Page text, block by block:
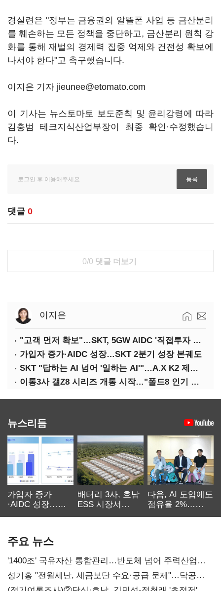
경실련은 "정부는 금융권의 알뜰폰 사업 등 금산분리
를 훼손하는 모든 정책을 중단하고, 금산분리 원칙 강
화를 통해 재벌의 경제력 집중 억제와 건전성 확보에
나서야 한다"고 촉구했습니다.
이지은 기자 jieunee@etomato.com
이 기사는 뉴스토마토 보도준칙 및 윤리강령에 따라
김충범 테크지식산업부장이 최종 확인·수정했습니
다.
댓글 0
0/0 댓글 더보기
이지은
"고객 먼저 확보"…SKT, 5GW AIDC '직접투자 최소화'
가입자 증가·AIDC 성장…SKT 2분기 성장 본궤도
SKT "답하는 AI 넘어 '일하는 AI'"…A.X K2 제조·국방 확산
이통3사 갤Z8 시리즈 개통 시작…"폴드8 인기 가장 높아"
뉴스리듬
가입자 증가
·AIDC 성장…
배터리 3사, 호남
ESS 시장서
다음, AI 도입에도
점유율 2%…
주요 뉴스
'1400조' 국유자산 통합관리…반도체 넘어 주력산업
구조혁신
성기홍 "전월세난, 세금보단 수요·공급 문제"…닥공